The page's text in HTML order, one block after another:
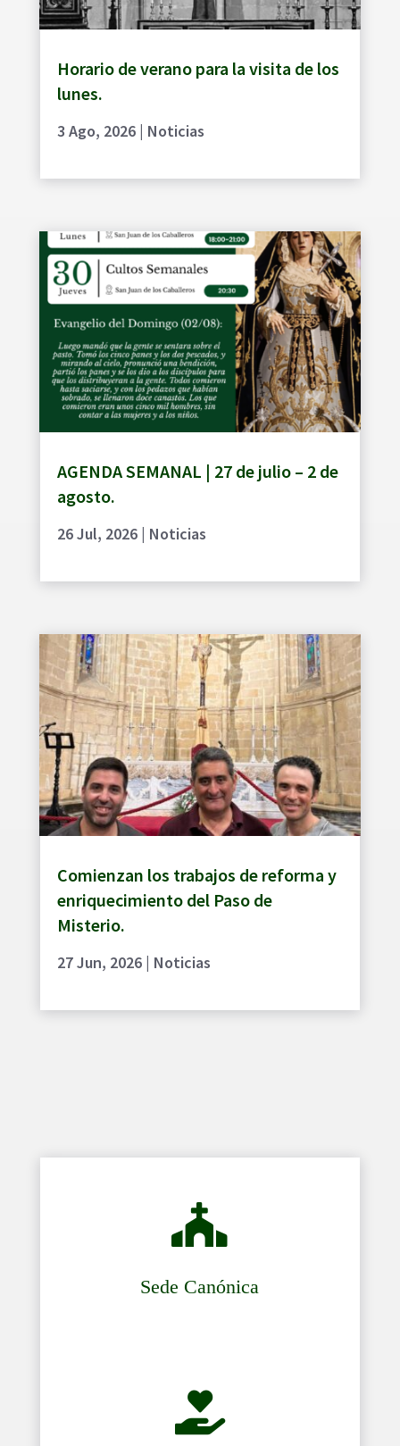
Horario de verano para la visita de los
lunes.
3 Ago, 2026| Noticias
AGENDA SEMANAL | 27 de julio – 2 de
agosto.
26 Jul, 2026| Noticias
Comienzan los trabajos de reforma y
enriquecimiento del Paso de
Misterio.
27 Jun, 2026| Noticias

Sede Canónica
